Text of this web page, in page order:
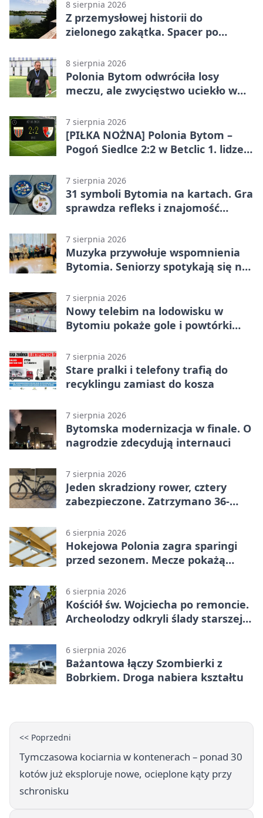
8 sierpnia 2026
Z przemysłowej historii do
zielonego zakątka. Spacer po
8 sierpnia 2026
Polonia Bytom odwróciła losy
meczu, ale zwycięstwo uciekło w
7 sierpnia 2026
[PIŁKA NOŻNA] Polonia Bytom –
Pogoń Siedlce 2:2 w Betclic 1. lidze.
ale stracili zwycięstwo
7 sierpnia 2026
31 symboli Bytomia na kartach. Gra
sprawdza refleks i znajomość
7 sierpnia 2026
Muzyka przywołuje wspomnienia
Bytomia. Seniorzy spotykają się na
7 sierpnia 2026
Nowy telebim na lodowisku w
Bytomiu pokaże gole i powtórki
7 sierpnia 2026
Stare pralki i telefony trafią do
recyklingu zamiast do kosza
7 sierpnia 2026
Bytomska modernizacja w finale. O
nagrodzie zdecydują internauci
7 sierpnia 2026
Jeden skradziony rower, cztery
zabezpieczone. Zatrzymano 36-
6 sierpnia 2026
Hokejowa Polonia zagra sparingi
przed sezonem. Mecze pokażą
6 sierpnia 2026
Kościół św. Wojciecha po remoncie.
Archeolodzy odkryli ślady starszej
6 sierpnia 2026
Bażantowa łączy Szombierki z
Bobrkiem. Droga nabiera kształtu
<< Poprzedni
Tymczasowa kociarnia w kontenerach – ponad 30
kotów już eksploruje nowe, ocieplone kąty przy
schronisku